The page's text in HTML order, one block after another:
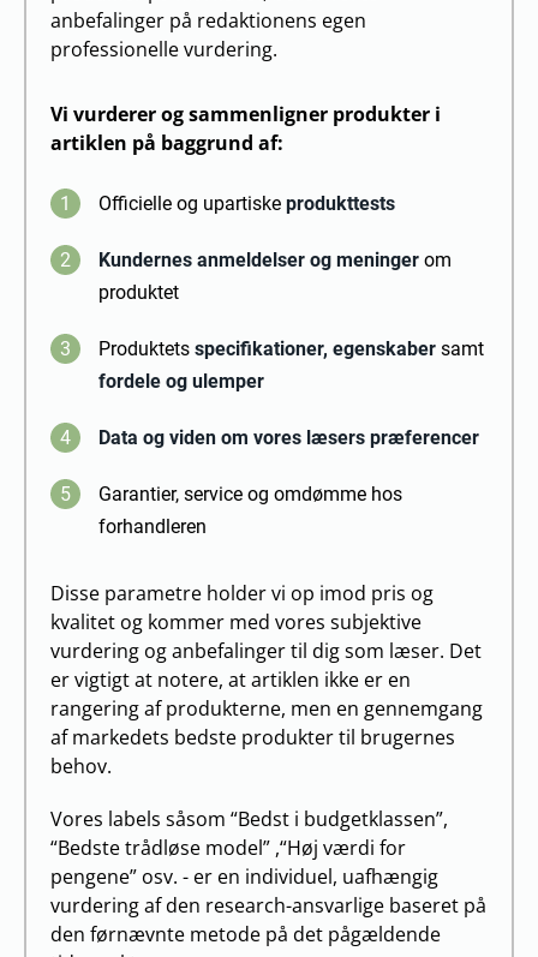
anbefalinger på redaktionens egen
professionelle vurdering.
Vi vurderer og sammenligner produkter i
artiklen på baggrund af:
1 Officielle og upartiske produkttests
2 Kundernes anmeldelser og meninger om
produktet
3 Produktets specifikationer, egenskaber samt
fordele og ulemper
4 Data og viden om vores læsers præferencer
5
Garantier, service og omdømme hos
forhandleren
Disse parametre holder vi op imod pris og
kvalitet og kommer med vores subjektive
vurdering og anbefalinger til dig som læser. Det
er vigtigt at notere, at artiklen ikke er en
rangering af produkterne, men en gennemgang
af markedets bedste produkter til brugernes
behov.
Vores labels såsom “Bedst i budgetklassen”,
“Bedste trådløse model” ,“Høj værdi for
pengene” osv. - er en individuel, uafhængig
vurdering af den research-ansvarlige baseret på
den førnævnte metode på det pågældende